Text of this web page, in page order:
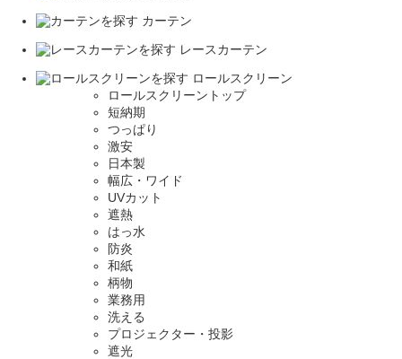
カーテン
レースカーテン
ロールスクリーン
ロールスクリーントップ
短納期
つっぱり
激安
日本製
幅広・ワイド
UVカット
遮熱
はっ水
防炎
和紙
柄物
業務用
洗える
プロジェクター・投影
遮光